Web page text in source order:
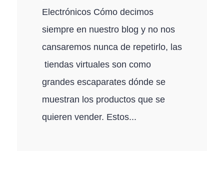
Electrónicos Cómo decimos
siempre en nuestro blog y no nos
cansaremos nunca de repetirlo, las
tiendas virtuales son como
grandes escaparates dónde se
muestran los productos que se
quieren vender. Estos...